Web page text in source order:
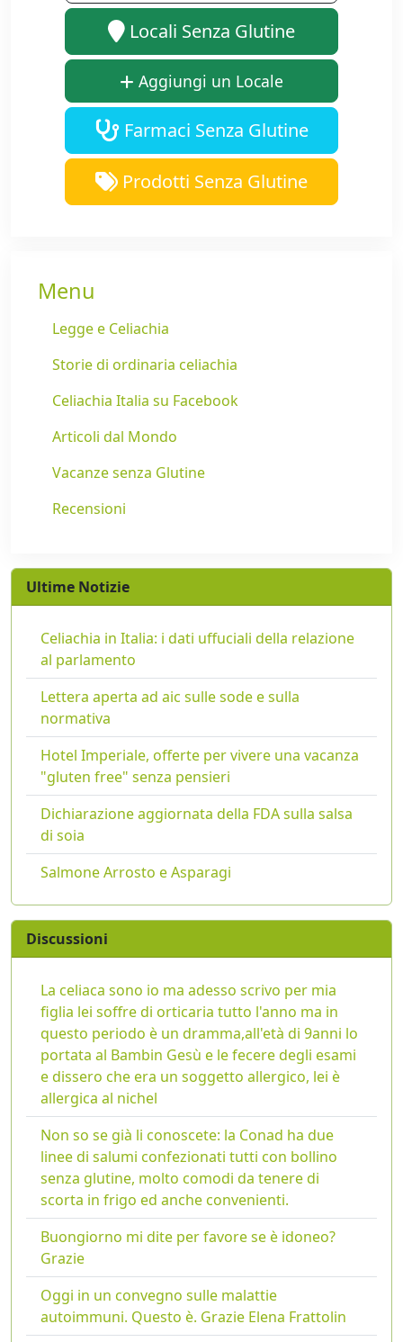
Locali Senza Glutine
Aggiungi un Locale
Farmaci Senza Glutine
Prodotti Senza Glutine
Menu
Legge e Celiachia
Storie di ordinaria celiachia
Celiachia Italia su Facebook
Articoli dal Mondo
Vacanze senza Glutine
Recensioni
Ultime Notizie
Celiachia in Italia: i dati uffuciali della relazione
al parlamento
Lettera aperta ad aic sulle sode e sulla
normativa
Hotel Imperiale, offerte per vivere una vacanza
"gluten free" senza pensieri
Dichiarazione aggiornata della FDA sulla salsa
di soia
Salmone Arrosto e Asparagi
Discussioni
La celiaca sono io ma adesso scrivo per mia
figlia lei soffre di orticaria tutto l'anno ma in
questo periodo è un dramma,all'età di 9anni lo
portata al Bambin Gesù e le fecere degli esami
e dissero che era un soggetto allergico, lei è
allergica al nichel
Non so se già li conoscete: la Conad ha due
linee di salumi confezionati tutti con bollino
senza glutine, molto comodi da tenere di
scorta in frigo ed anche convenienti.
Buongiorno mi dite per favore se è idoneo?
Grazie
Oggi in un convegno sulle malattie
autoimmuni. Questo è. Grazie Elena Frattolin